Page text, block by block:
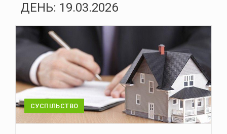
Зеленський доручив підготувати спеціальну санкційну операцію проти рф
У липні буковинська «швидка» понад тисячу разів виїжджала на виклики у громадських місцях через спеку
Президент офіційно встановив День військ зв'язку та кібербезпеки ЗСУ
У Чернівцях п'яний водій Mercedes спричинив ДТП: у крові виявили 2,57 проміле алкоголю
ДЕНЬ: 19.03.2026
СУСПІЛЬСТВО